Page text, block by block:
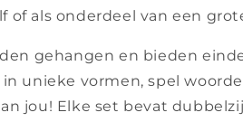
als onderdeel van een
gehangen en bieden
unieke vormen, spel
jou! Elke set bevat